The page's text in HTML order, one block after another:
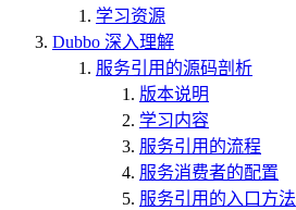
学习资源
Dubbo 深入理解
服务引用的源码剖析
版本说明
学习内容
服务引用的流程
服务消费者的配置
服务引用的入口方法